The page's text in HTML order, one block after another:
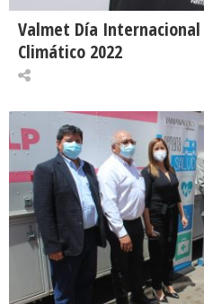
Valmet Día
Climático 2022